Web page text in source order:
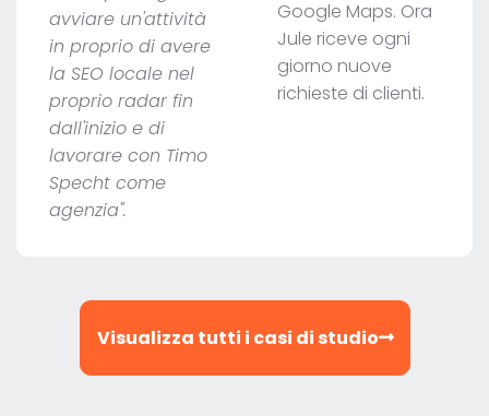
avviare un'attività
in proprio di avere
la SEO locale nel
proprio radar fin
dall'inizio e di
lavorare con Timo
Specht come
agenzia".
Google Maps. Ora
Jule riceve ogni
giorno nuove
richieste di clienti.
Visualizza tutti i casi di studio